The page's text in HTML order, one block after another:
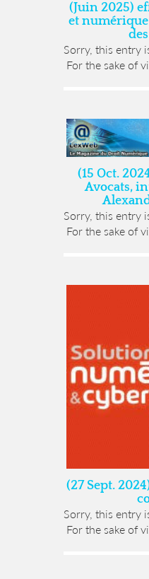
(Juin 2025)
et
Sorry, this entry
For the sake of
(15 Oct.
Avocats,
Sorry, this entry
For the sake of
(27 Sept.
Sorry, this entry
For the sake of